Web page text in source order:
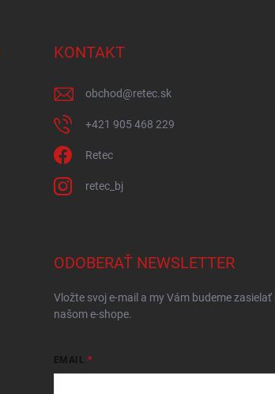
KONTAKT
obchod@retec.sk
+421 905 468 229
Retec
retec_bj
ODOBERAŤ NEWSLETTER
Vložte svoj e-mail a my Vám budeme
našom e-shope.
EMAIL